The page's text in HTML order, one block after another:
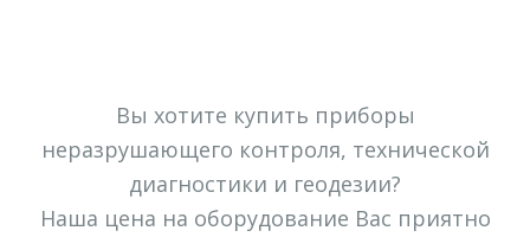
Вы хотите купить приборы
неразрушающего контроля, технической
диагностики и геодезии?
Наша цена на оборудование Вас приятно